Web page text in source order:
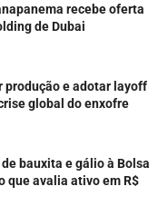
recebe oferta
de Dubai
produção e adotar layoff
global do enxofre
bauxita e gálio à Bolsa
que avalia ativo em R$